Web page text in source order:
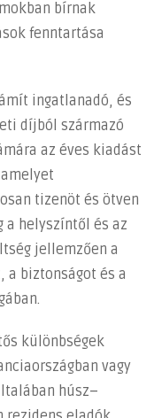
bírnak
fenntartása
ingatlanadó, és
díjból származó
az éves kiadást
tizenöt és ötven
helyszíntől és az
jellemzően a
biztonságot és a
különbségek
vagy
húsz–